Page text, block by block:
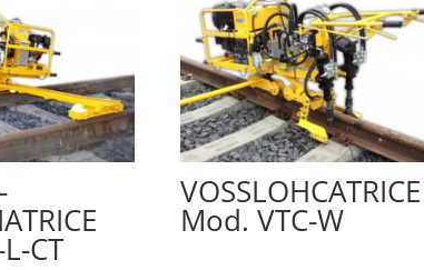
CT
VOSSLOHCATRICE
Mod. VTC-W